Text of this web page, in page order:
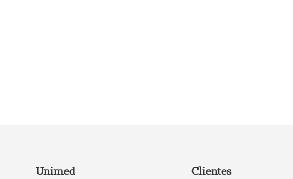
Unimed Clientes